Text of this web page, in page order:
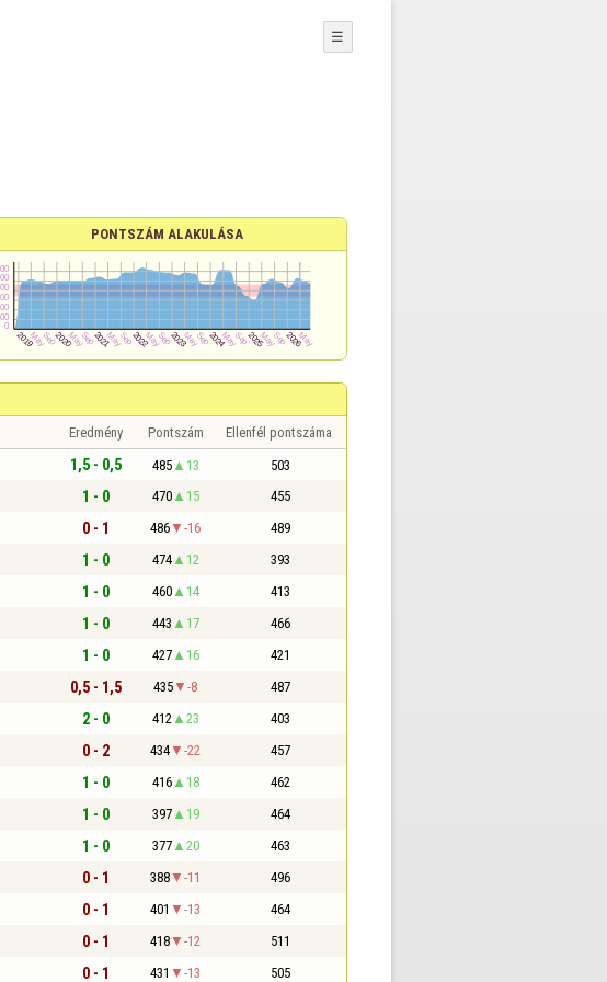
☰
PONTSZÁM ALAKULÁSA
Eredmény Pontszám Ellenfél pontszáma
1,5 - 0,5 485 13 503
1 - 0 470 15 455
0 - 1 486 -16 489
1 - 0 474 12 393
1 - 0 460 14 413
1 - 0 443 17 466
1 - 0 427 16 421
0,5 - 1,5 435 -8 487
2 - 0 412 23 403
0 - 2 434 -22 457
1 - 0 416 18 462
1 - 0 397 19 464
1 - 0 377 20 463
0 - 1 388 -11 496
0 - 1 401 -13 464
0 - 1 418 -12 511
0 - 1 431 -13 505